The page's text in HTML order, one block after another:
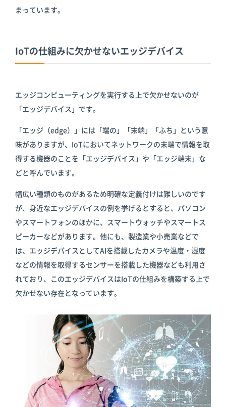
まっています。
IoTの仕組みに欠かせないエッジデバイス
エッジコンピューティングを実行する上で欠かせないのが
「エッジデバイス」です。
「エッジ（edge）」には「端の」「末端」「ふち」という意
味がありますが、IoTにおいてネットワークの末端で情報を取
得する機器のことを「エッジデバイス」や「エッジ端末」な
どと呼んでいます。
幅広い種類のものがあるため明確な定義付けは難しいのです
が、身近なエッジデバイスの例を挙げるとすると、パソコン
やスマートフォンのほかに、スマートウォッチやスマートス
ピーカーなどがあります。他にも、製造業や小売業などで
は、エッジデバイスとしてAIを搭載したカメラや温度・湿度
などの情報を取得するセンサーを搭載した機器なども利用さ
れており、このエッジデバイスはIoTの仕組みを構築する上で
欠かせない存在となっています。